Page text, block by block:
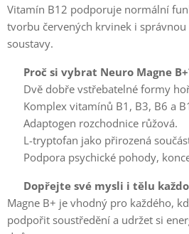
Vitamín B12 podporuje normální
tvorbu červených krvinek i
soustavy.
Proč si vybrat Neuro Magne
✔️ Dvě dobře vstřebatelné formy
✔️ Komplex vitamínů B1, B3, B6 a
✔️ Adaptogen rozchodnice růžová.
✔️ L-tryptofan jako přirozená
✔️ Podpora psychické pohody,
Dopřejte své mysli i tělu
Magne B+ je vhodný pro každého,
podpořit soustředění a udržet si